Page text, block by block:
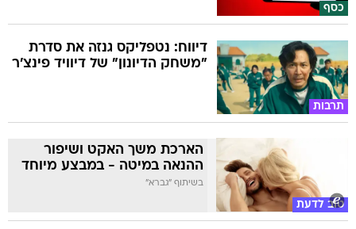
כסף
תרבות
דיווח: נטפליקס גנזה את סדרת
"משחק הדיונון" של דיוויד פינצ'ר
טוב לדעת
הארכת משך האקט ושיפור
ההנאה במיטה - במבצע מיוחד
בשיתוף "גברא"